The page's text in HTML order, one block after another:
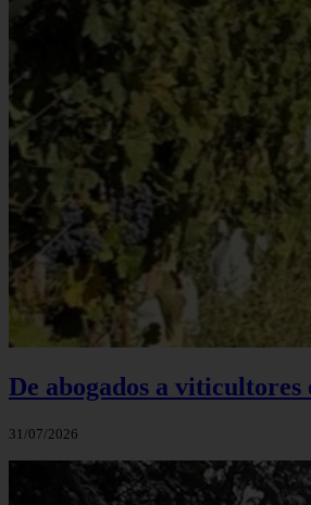
De abogados a
31/07/2026